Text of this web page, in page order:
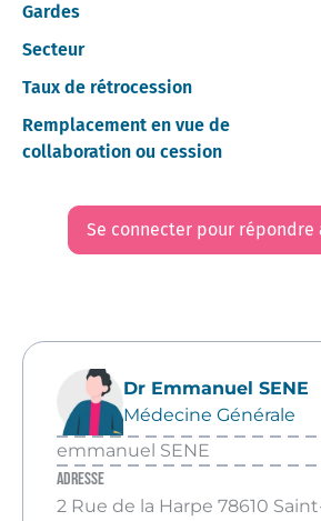
Gardes
Secteur
Taux de rétrocession
Remplacement en vue de
collaboration ou cession
Se connecter pour répondre
Dr Emmanuel SENE
Médecine Générale
emmanuel SENE
Adresse
2 Rue de la Harpe 78610